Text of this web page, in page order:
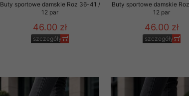
Buty sportowe damskie Roz 36-41 /
12 par
46.00 zł
szczegóły
Buty sportowe damskie
12 par
46.00 zł
szczegóły